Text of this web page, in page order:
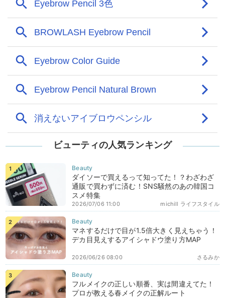
ビューティの人気ランキング
ダイソーで買えるって知ってた！？わざわざ
通販で買わずに済む！SNS騒然のあの韓国コ
スメ特集
michill ライフスタイル
2026/07/06 11:00
マネするだけで目が1.5倍大きく見えちゃう！
デカ目見えするアイシャドウ塗り方MAP
さるみか
2026/06/26 08:00
フルメイクの正しい順番、実は間違えてた！
プロが教える春メイクの正解ルート